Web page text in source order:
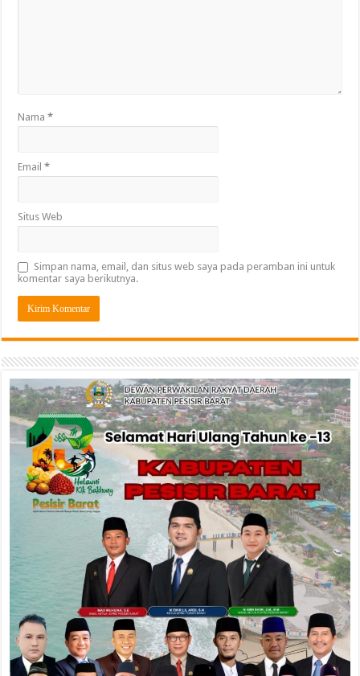
Nama*
Email*
Situs Web
Simpan nama, email, dan situs web saya pada peramban ini untuk
komentar saya berikutnya.